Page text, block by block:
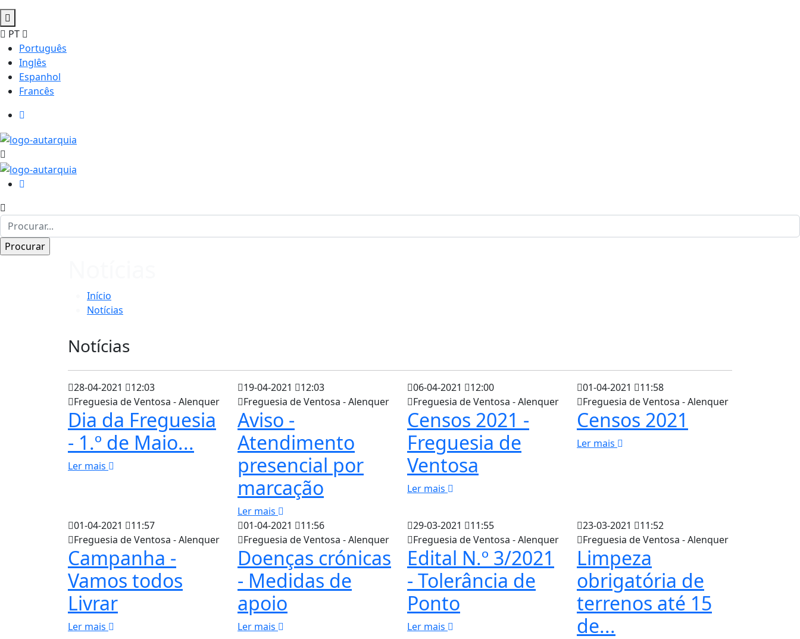
PT
Português
Inglês
Espanhol
Francês
Início
Notícias
Notícias
28-04-2021
12:03
Freguesia de Ventosa - Alenquer
Dia da Freguesia
- 1.º de Maio...
Ler mais
19-04-2021
12:03
Freguesia de Ventosa - Alenquer
Aviso -
Atendimento
presencial por
marcação
Ler mais
06-04-2021
12:00
Freguesia de Ventosa - Alenquer
Censos 2021 -
Freguesia de
Ventosa
Ler mais
01-04-2021
11:58
Freguesia de Ventosa - Alenquer
Censos 2021
Ler mais
01-04-2021
11:57
Freguesia de Ventosa - Alenquer
Campanha -
Vamos todos
Livrar
Ler mais
01-04-2021
11:56
Freguesia de Ventosa - Alenquer
Doenças crónicas
- Medidas de
apoio
Ler mais
29-03-2021
11:55
Freguesia de Ventosa - Alenquer
Edital N.º 3/2021
- Tolerância de
Ponto
Ler mais
23-03-2021
11:52
Freguesia de Ventosa - Alenquer
Limpeza
obrigatória de
terrenos até 15
de...